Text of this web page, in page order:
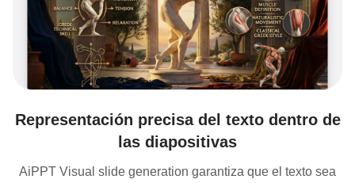
Representación precisa del texto dentro de
las diapositivas
AiPPT Visual slide generation garantiza que el texto sea